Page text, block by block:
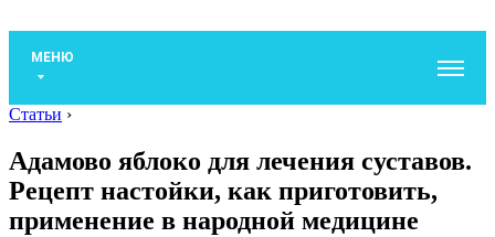
МЕНЮ
Статьи ›
Адамово яблоко для лечения суставов.
Рецепт настойки, как приготовить,
применение в народной медицине